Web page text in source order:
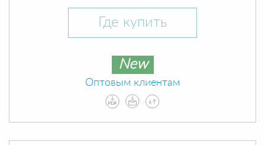
Где купить
New
Оптовым клиентам